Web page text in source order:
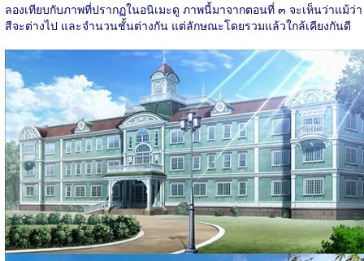
ลองเทียบกับภาพที่ปรากฏในอนิเมะดู ภาพนี้มาจากตอนที่ ๓ จะเห็นว่าแม้ว่า
สีจะต่างไป และจำนวนชั้นต่างกัน แต่ลักษณะโดยรวมแล้วใกล้เคียงกันดี